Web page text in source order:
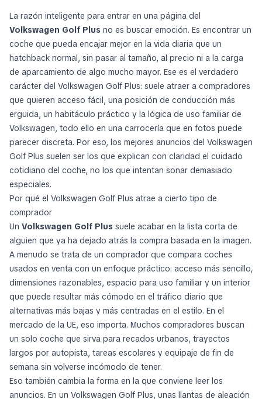
La razón inteligente para entrar en una página del
Volkswagen Golf Plus no es buscar emoción. Es encontrar un
coche que pueda encajar mejor en la vida diaria que un
hatchback normal, sin pasar al tamaño, al precio ni a la carga
de aparcamiento de algo mucho mayor. Ese es el verdadero
carácter del Volkswagen Golf Plus: suele atraer a compradores
que quieren acceso fácil, una posición de conducción más
erguida, un habitáculo práctico y la lógica de uso familiar de
Volkswagen, todo ello en una carrocería que en fotos puede
parecer discreta. Por eso, los mejores anuncios del Volkswagen
Golf Plus suelen ser los que explican con claridad el cuidado
cotidiano del coche, no los que intentan sonar demasiado
especiales.
Por qué el Volkswagen Golf Plus atrae a cierto tipo de
comprador
Un Volkswagen Golf Plus suele acabar en la lista corta de
alguien que ya ha dejado atrás la compra basada en la imagen.
A menudo se trata de un comprador que compara coches
usados en venta con un enfoque práctico: acceso más sencillo,
dimensiones razonables, espacio para uso familiar y un interior
que puede resultar más cómodo en el tráfico diario que
alternativas más bajas y más centradas en el estilo. En el
mercado de la UE, eso importa. Muchos compradores buscan
un solo coche que sirva para recados urbanos, trayectos
largos por autopista, tareas escolares y equipaje de fin de
semana sin volverse incómodo de tener.
Eso también cambia la forma en la que conviene leer los
anuncios. En un Volkswagen Golf Plus, unas llantas de aleación